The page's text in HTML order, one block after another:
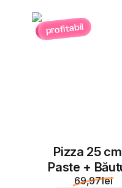
profitabil
Pizza 25
Paste +
69,97 lei